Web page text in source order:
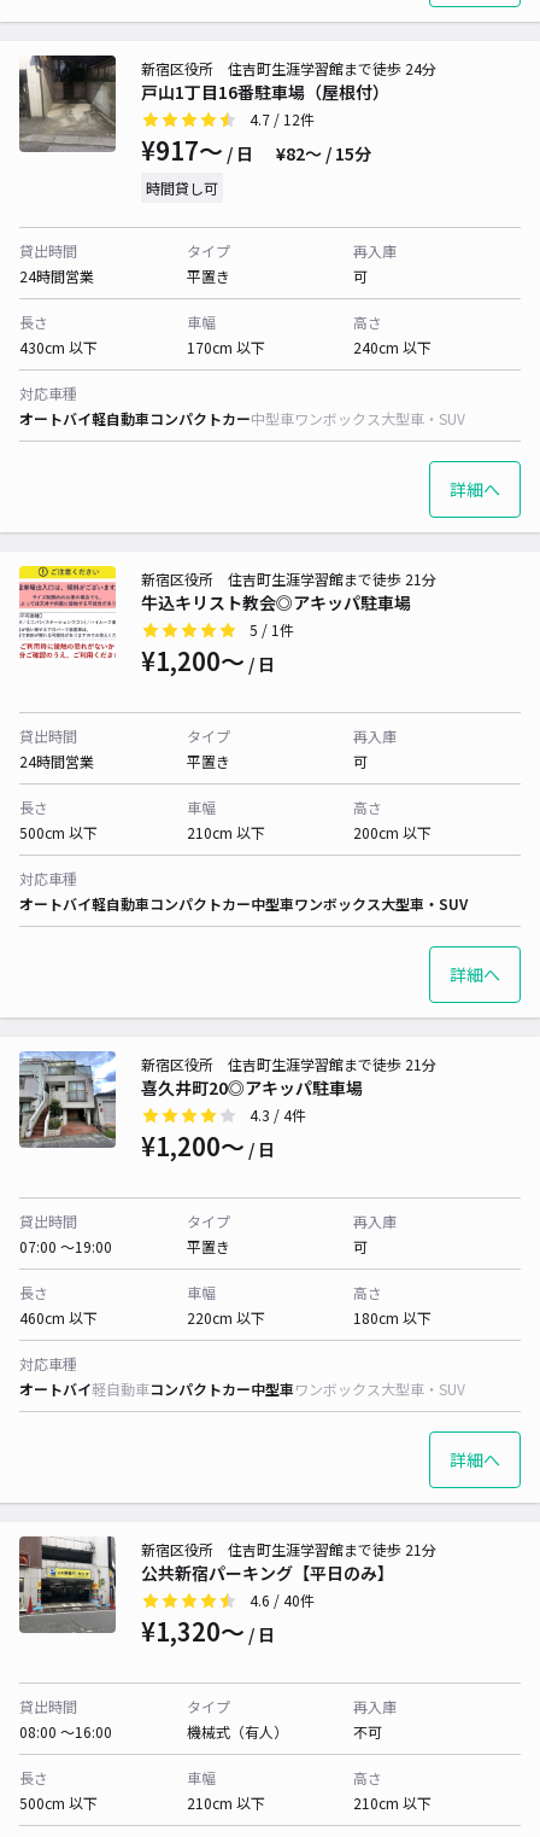
戸山1丁目16番駐車場（屋根付）
新宿区役所 住吉町生涯学習館まで徒歩 24分
4.7 / 12件
¥917〜 / 日 ¥82〜 / 15分
時間貸し可
貸出時間
24時間営業
タイプ
平置き
再入庫
可
長さ
430cm 以下
車幅
170cm 以下
高さ
240cm 以下
対応車種
オートバイ軽自動車コンパクトカー中型車ワンボックス大型車・SUV
詳細へ
牛込キリスト教会◎アキッパ駐車場
新宿区役所 住吉町生涯学習館まで徒歩 21分
5 / 1件
¥1,200〜 / 日
貸出時間
24時間営業
タイプ
平置き
再入庫
可
長さ
500cm 以下
車幅
210cm 以下
高さ
200cm 以下
対応車種
オートバイ軽自動車コンパクトカー中型車ワンボックス大型車・SUV
詳細へ
喜久井町20◎アキッパ駐車場
新宿区役所 住吉町生涯学習館まで徒歩 21分
4.3 / 4件
¥1,200〜 / 日
貸出時間
07:00 〜19:00
タイプ
平置き
再入庫
可
長さ
460cm 以下
車幅
220cm 以下
高さ
180cm 以下
対応車種
オートバイ軽自動車コンパクトカー中型車ワンボックス大型車・SUV
詳細へ
公共新宿パーキング【平日のみ】
新宿区役所 住吉町生涯学習館まで徒歩 21分
4.6 / 40件
¥1,320〜 / 日
貸出時間
08:00 〜16:00
タイプ
機械式（有人）
再入庫
不可
長さ
500cm 以下
車幅
210cm 以下
高さ
210cm 以下